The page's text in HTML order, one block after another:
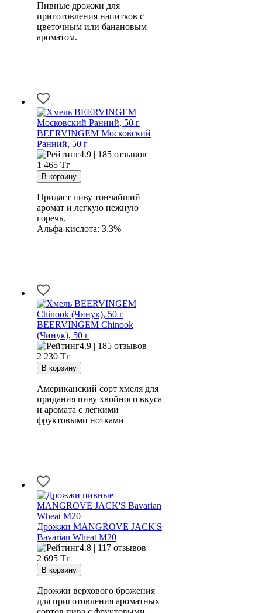
Пивные дрожжи для
приготовления напитков с
цветочным или банановым
ароматом.
BEERVINGEM Московский
Ранний, 50 г
4.9 | 185 отзывов
1 465 Тг
Придаст пиву тончайший
аромат и легкую нежную
горечь.
Альфа-кислота: 3.3%
BEERVINGEM Chinook
(Чинук), 50 г
4.9 | 185 отзывов
2 230 Тг
Американский сорт хмеля для
придания пиву хвойного вкуса
и аромата с легкими
фруктовыми нотками
Дрожжи MANGROVE JACK'S
Bavarian Wheat M20
4.8 | 117 отзывов
2 695 Тг
Дрожжи верхового брожения
для приготовления ароматных